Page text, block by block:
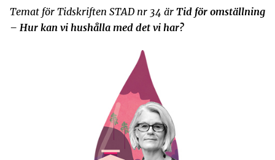
Temat för Tidskriften STAD nr 34 är Tid för omställning
– Hur kan vi hushålla med det vi har?